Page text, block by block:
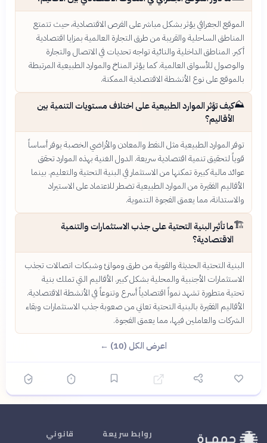
الموقع الجغرافي يؤثر بشكل مباشر على الفرص الاقتصادية، حيث تتمتع
المناطق الساحلية والقريبة من طرق التجارة العالمية بمزايا اقتصادية
أكبر. المناطق الداخلية والنائية تواجه تحديات في الاتصال والتجارة
والوصول للأسواق العالمية. كما يؤثر المناخ والموارد الطبيعية المرتبطة
بالموقع على نوع الأنشطة الاقتصادية الممكنة.
⛰️كيف تؤثر الموارد الطبيعية على اختلاف مستويات التنمية بين
الأقاليم؟
توفر الموارد الطبيعية مثل النفط والمعادن والأراضي الخصبة يوفر أساساً
قوياً لتحقيق تنمية اقتصادية سريعة. الدول الغنية بهذه الموارد تحقق
عوائد مالية كبيرة تمكنها من الاستثمار في البنية التحتية والتعليم. بينما
الأقاليم الفقيرة من الموارد الطبيعية تضطر للاعتماد على الاستيراد
والاستدانة، مما يعمق الفجوة التنموية.
🏗️ما تأثير البنية التحتية على جذب الاستثمارات والتنمية
الاقتصادية؟
البنية التحتية الحديثة والقوية من طرق وموانئ وشبكات اتصالات تجذب
الاستثمارات الأجنبية والمحلية بشكل كبير. الأقاليم التي تملك بنية
تحتية متطورة تشهد نمواً اقتصادياً أسرع وتنوعاً في الأنشطة الاقتصادية.
الأقاليم الفقيرة بالبنية التحتية تعاني من صعوبة جذب الاستثمارات وبقاء
الشركات والعاملين فيها، مما يعمق الفجوة.
اعرض الكل (10) ←
روابط سريعة قانوني